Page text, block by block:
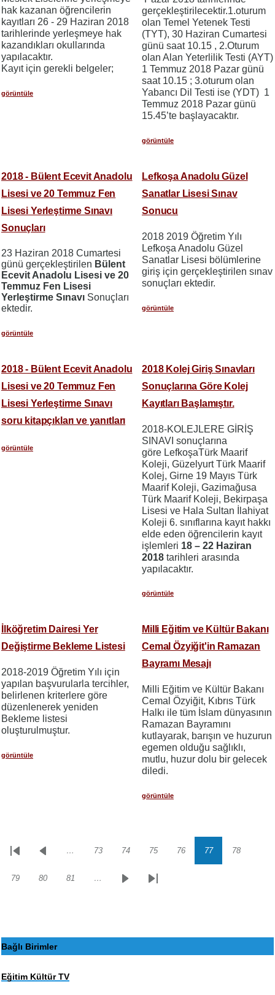
hak kazanan öğrencilerin
kayıtları 26 - 29 Haziran 2018
tarihlerinde yerleşmeye hak
kazandıkları okullarında
yapılacaktır.
Kayıt için gerekli belgeler;
görüntüle
gerçekleştirilecektir.1.oturum
olan Temel Yetenek Testi
(TYT), 30 Haziran Cumartesi
günü saat 10.15 , 2.Oturum
olan Alan Yeterlilik Testi (AYT)
1 Temmuz 2018 Pazar günü
saat 10.15 ; 3.oturum olan
Yabancı Dil Testi ise (YDT) 1
Temmuz 2018 Pazar günü
15.45’te başlayacaktır.
görüntüle
2018 - Bülent Ecevit Anadolu
Lisesi ve 20 Temmuz Fen
Lisesi Yerleştirme Sınavı
Sonuçları
23 Haziran 2018 Cumartesi
günü gerçekleştirilen Bülent
Ecevit Anadolu Lisesi ve 20
Temmuz Fen Lisesi
Yerleştirme Sınavı Sonuçları
ektedir.
görüntüle
Lefkoşa Anadolu Güzel
Sanatlar Lisesi Sınav
Sonucu
2018 2019 Öğretim Yılı
Lefkoşa Anadolu Güzel
Sanatlar Lisesi bölümlerine
giriş için gerçekleştirilen sınav
sonuçları ektedir.
görüntüle
2018 - Bülent Ecevit Anadolu
Lisesi ve 20 Temmuz Fen
Lisesi Yerleştirme Sınavı
soru kitapçıkları ve yanıtları
görüntüle
2018 Kolej Giriş Sınavları
Sonuçlarına Göre Kolej
Kayıtları Başlamıştır.
2018-KOLEJLERE GİRİŞ
SINAVI sonuçlarına
göre LefkoşaTürk Maarif
Koleji, Güzelyurt Türk Maarif
Kolej, Girne 19 Mayıs Türk
Maarif Koleji, Gazimağusa
Türk Maarif Koleji, Bekirpaşa
Lisesi ve Hala Sultan İlahiyat
Koleji 6. sınıflarına kayıt hakkı
elde eden öğrencilerin kayıt
işlemleri 18 – 22 Haziran
2018 tarihleri arasında
yapılacaktır.
görüntüle
İlköğretim Dairesi Yer
Değiştirme Bekleme Listesi
2018-2019 Öğretim Yılı için
yapılan başvurularla tercihler,
belirlenen kriterlere göre
düzenlenerek yeniden
Bekleme listesi
oluşturulmuştur.
görüntüle
Milli Eğitim ve Kültür Bakanı
Cemal Özyiğit'in Ramazan
Bayramı Mesajı
Milli Eğitim ve Kültür Bakanı
Cemal Özyiğit, Kıbrıs Türk
Halkı ile tüm İslam dünyasının
Ramazan Bayramını
kutlayarak, barışın ve huzurun
egemen olduğu sağlıklı,
mutlu, huzur dolu bir gelecek
diledi.
görüntüle
Sayfalama
İlk
Önceki… Sayfa
73 Sayfa
74 Sayfa
75 Sayfa
76 Sayfa
77 Sayfa
78
Sayfa
79 Sayfa
80 Sayfa
81 …
SonrakiSon
Bağlı Birimler
Eğitim Kültür TV